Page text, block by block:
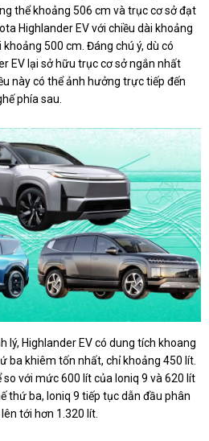
thể khoảng 506 cm và trục cơ sở đạt
Highlander EV với chiều dài khoảng
500 cm. Đáng chú ý, dù có
EV lại sở hữu trục cơ sở ngắn nhất
này có thể ảnh hưởng trực tiếp đến
phía sau.
lý, Highlander EV có dung tích khoang
ba khiêm tốn nhất, chỉ khoảng 450 lít.
với mức 600 lít của Ioniq 9 và 620 lít
thứ ba, Ioniq 9 tiếp tục dẫn đầu phân
tới hơn 1.320 lít.